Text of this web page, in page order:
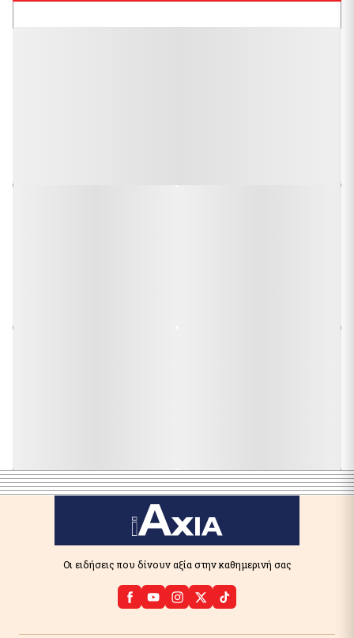
Οι ειδήσεις που δίνουν αξία στην καθημερινή σας